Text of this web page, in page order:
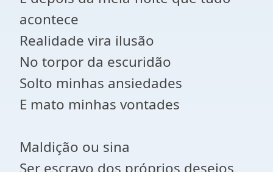
acontece
Realidade vira ilusão
No torpor da escuridão
Solto minhas ansiedades
E mato minhas vontades
Maldição ou sina
Ser escravo dos próprios desejos